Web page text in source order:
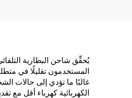
12 فولت
يُحقِّق شاحن البطارية
المستخدمون تقليلًا في
غالبًا ما تؤدي إلى حالات
الكهربائية كهرباء أقل مع